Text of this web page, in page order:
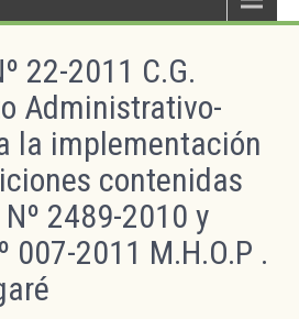
22-2011 C.G.
Administrativo-
la implementación
contenidas
2489-2010 y
007-2011 M.H.O.P .